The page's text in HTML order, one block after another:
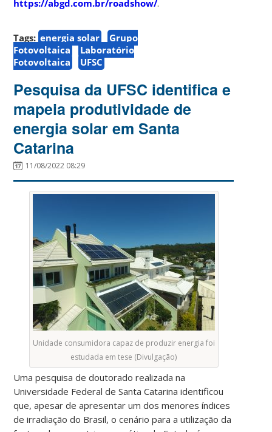
https://abgd.com.br/roadshow/.
Tags: energia solar
Grupo
Fotovoltaica
Laboratório
Fotovoltaica
UFSC
Pesquisa da UFSC identifica e
mapeia produtividade de
energia solar em Santa
Catarina
11/08/2022 08:29
Unidade consumidora capaz de produzir energia foi
estudada em tese (Divulgação)
Uma pesquisa de doutorado realizada na
Universidade Federal de Santa Catarina identificou
que, apesar de apresentar um dos menores índices
de irradiação do Brasil, o cenário para a utilização da